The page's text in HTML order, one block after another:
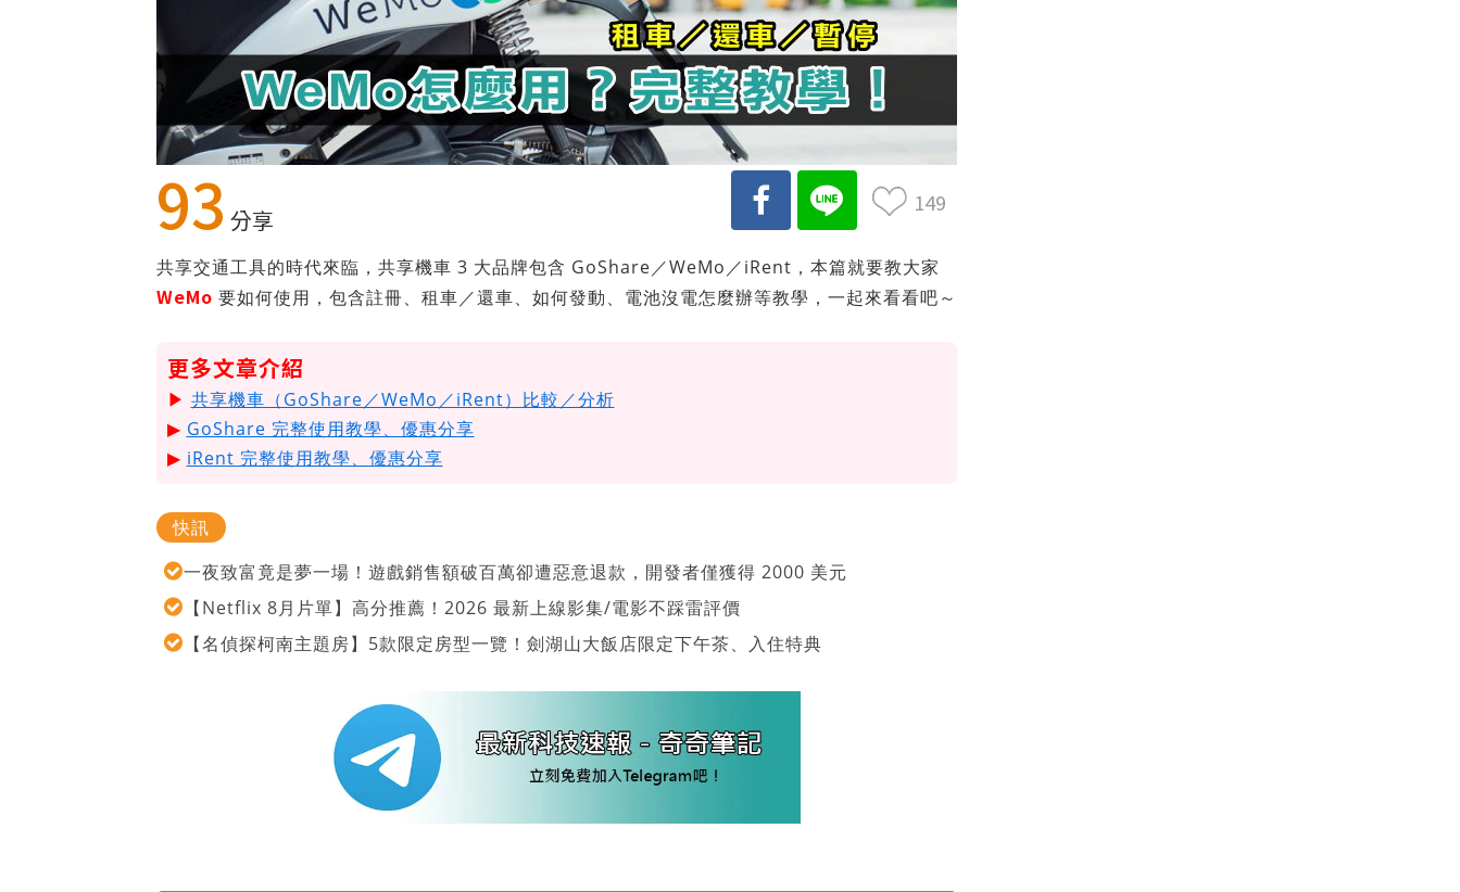
93 分享
149
共享交通工具的時代來臨，共享機車 3 大品牌包含 GoShare／WeMo／iRent，本篇就要教大家
WeMo 要如何使用，包含註冊、租車／還車、如何發動、電池沒電怎麼辦等教學，一起來看看吧～
更多文章介紹
▶ 共享機車（GoShare／WeMo／iRent）比較／分析
▶ GoShare 完整使用教學、優惠分享
▶ iRent 完整使用教學、優惠分享
快訊
一夜致富竟是夢一場！遊戲銷售額破百萬卻遭惡意退款，開發者僅獲得 2000 美元
【Netflix 8月片單】高分推薦！2026 最新上線影集/電影不踩雷評價
【名偵探柯南主題房】5款限定房型一覽！劍湖山大飯店限定下午茶、入住特典